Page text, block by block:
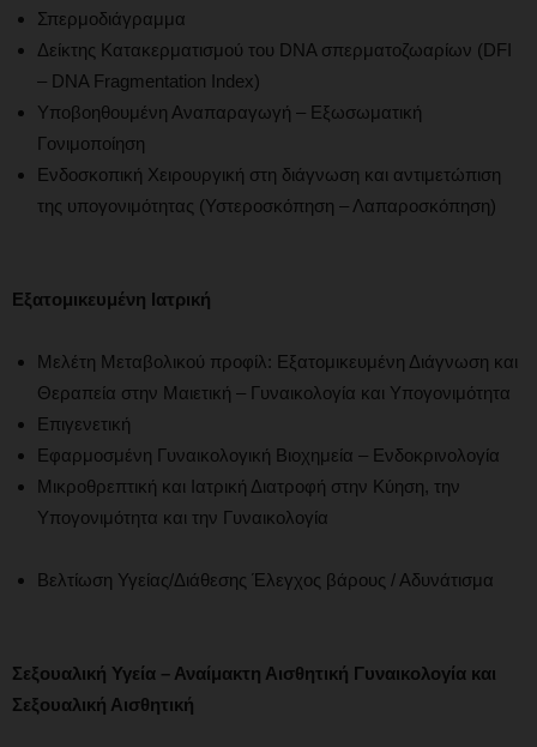
Σπερμοδιάγραμμα
Δείκτης Κατακερματισμού του DNA σπερματοζωαρίων (DFI
– DNA Fragmentation Index)
Υποβοηθουμένη Αναπαραγωγή – Εξωσωματική
Γονιμοποίηση
Ενδοσκοπική Χειρουργική στη διάγνωση και αντιμετώπιση
της υπογονιμότητας (Υστεροσκόπηση – Λαπαροσκόπηση)
Εξατομικευμένη Ιατρική
Μελέτη Μεταβολικού προφίλ: Εξατομικευμένη Διάγνωση και
Θεραπεία στην Μαιετική – Γυναικολογία και Υπογονιμότητα
Επιγενετική
Εφαρμοσμένη Γυναικολογική Βιοχημεία – Ενδοκρινολογία
Μικροθρεπτική και Ιατρική Διατροφή στην Κύηση, την
Υπογονιμότητα και την Γυναικολογία
Βελτίωση Υγείας/Διάθεσης Έλεγχος βάρους / Αδυνάτισμα
Σεξουαλική Υγεία – Αναίμακτη Αισθητική Γυναικολογία και
Σεξουαλική Αισθητική